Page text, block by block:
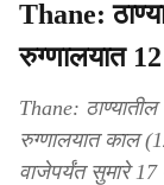
Thane:
रुग्णालयात
Thane:
रुग्णालयात काल
वाजेपर्यंत सुमारे